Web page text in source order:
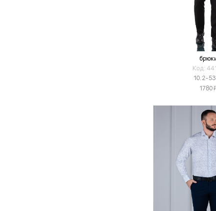
Код:
10.2-
1780Я